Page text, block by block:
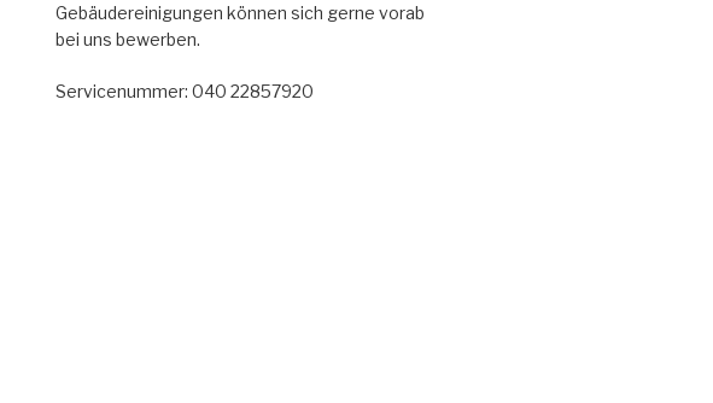
Gebäudereinigungen können sich gerne vorab
bei uns bewerben.
Servicenummer: 040 22857920